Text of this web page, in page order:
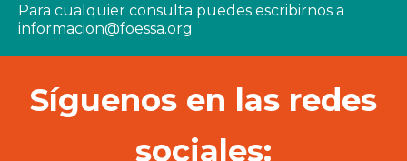
Para cualquier consulta puedes escribirnos a
informacion@foessa.org
Síguenos en las redes
sociales: